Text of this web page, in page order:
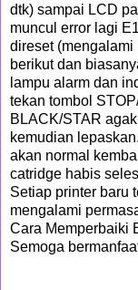
dtk) sampai LCD
muncul error lagi
direset
berikut dan
lampu alarm dan
tekan tombol
BLACK/STAR
kemudian
akan normal
catridge habis
Setiap printer baru
mengalami
Cara Memperbaiki
Semoga